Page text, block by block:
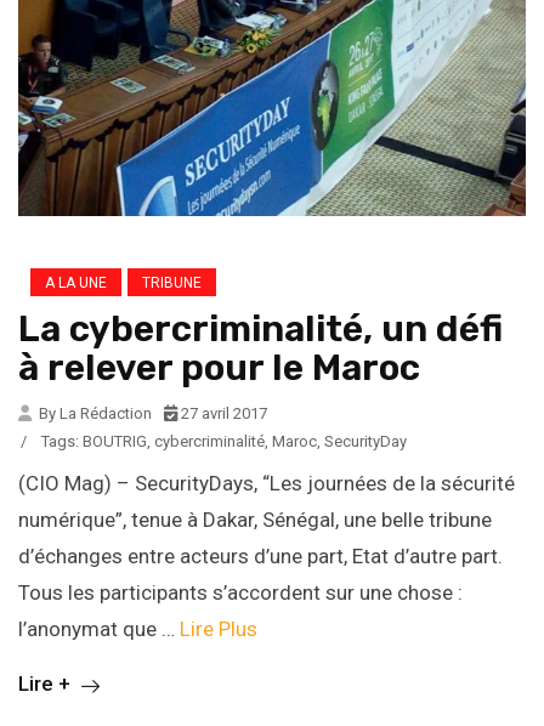
A LA UNE TRIBUNE
La cybercriminalité, un défi
à relever pour le Maroc
By La Rédaction
27 avril 2017
/
Tags: BOUTRIG cybercriminalité Maroc SecurityDay
(CIO Mag) – SecurityDays, “Les journées de la sécurité
numérique”, tenue à Dakar, Sénégal, une belle tribune
d’échanges entre acteurs d’une part, Etat d’autre part.
Tous les participants s’accordent sur une chose :
l’anonymat que … Lire Plus
Lire +